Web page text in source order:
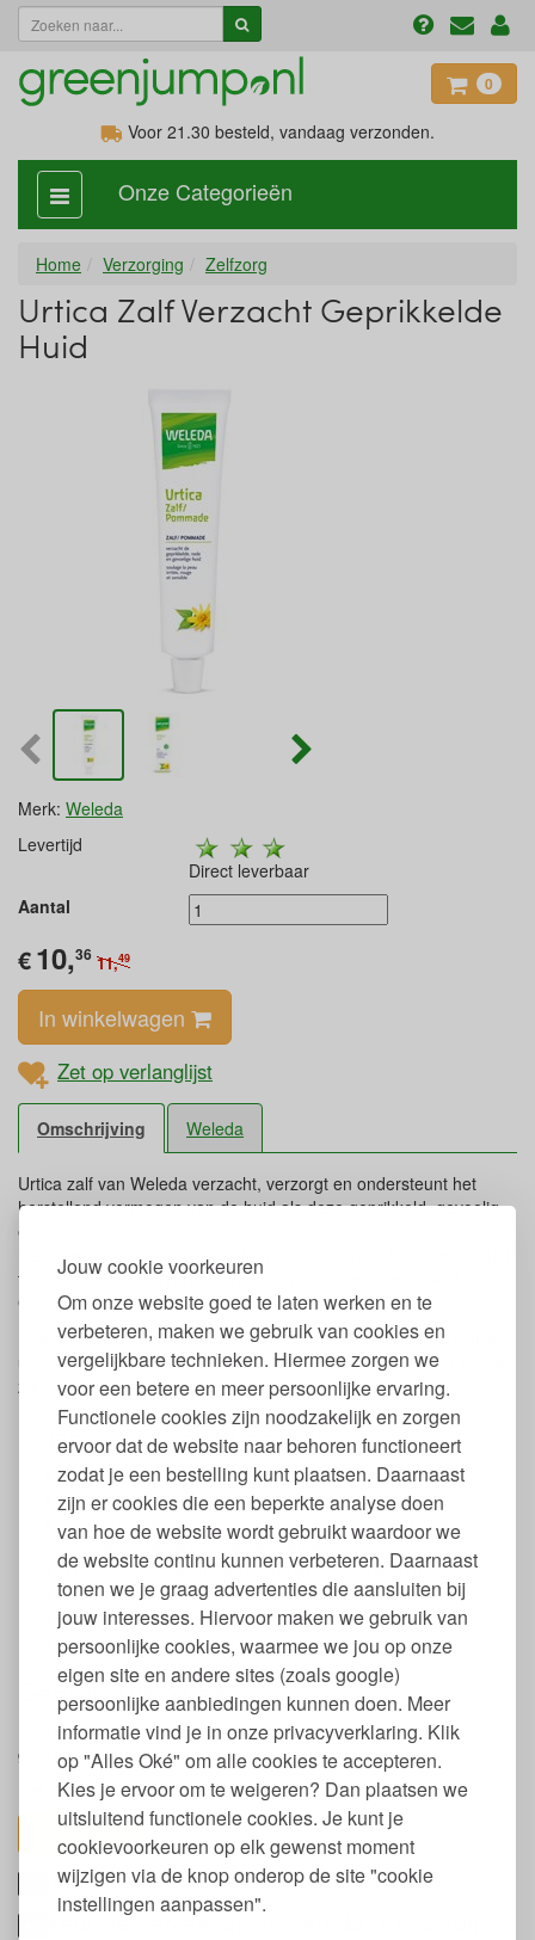
Jouw cookie voorkeuren
Om onze website goed te laten werken en te
verbeteren, maken we gebruik van cookies en
vergelijkbare technieken. Hiermee zorgen we
voor een betere en meer persoonlijke ervaring.
Functionele cookies zijn noodzakelijk en zorgen
ervoor dat de website naar behoren functioneert
zodat je een bestelling kunt plaatsen. Daarnaast
zijn er cookies die een beperkte analyse doen
van hoe de website wordt gebruikt waardoor we
de website continu kunnen verbeteren. Daarnaast
tonen we je graag advertenties die aansluiten bij
jouw interesses. Hiervoor maken we gebruik van
persoonlijke cookies, waarmee we jou op onze
eigen site en andere sites (zoals google)
persoonlijke aanbiedingen kunnen doen. Meer
informatie vind je in onze privacyverklaring. Klik
op "Alles Oké" om alle cookies te accepteren.
Kies je ervoor om te weigeren? Dan plaatsen we
uitsluitend functionele cookies. Je kunt je
cookievoorkeuren op elk gewenst moment
wijzigen via de knop onderop de site "cookie
instellingen aanpassen".
0
Voor 21.30 besteld, vandaag verzonden.
categorie
aan,
Onze Categorieën
Home Verzorging Zelfzorg
Urtica Zalf Verzacht Geprikkelde
Huid
Merk: Weleda
Levertijd
Direct leverbaar
Aantal
€10,36 11,49
In winkelwagen
Zet op verlanglijst
Omschrijving Weleda
Urtica zalf van Weleda verzacht, verzorgt en ondersteunt het
herstellend vermogen van de huid als deze geprikkeld, gevoelig
en/of rood is door een insectensteek of zonnebrand.
Deze zalf is bijzonder geschikt na de eerste hulp fase om de huid
te voeden en te verzorgen. Voor de eerste fase raden we Urtica
Gel aan.
Urtica zalf bevat extract van Arnica en Kleine brandnetel (Urtica
urens) en is Natrue gecertificeerd. De tube bevat 25 gram Urtica
zalf.
Eigenschappen Urtica zalf
Inhoud: 25 gr.
Met extract van Arnica en Urtica
Vrij van parabenen, synthetische conserveermiddelen,
synthetische geurstoffen en ftalaten
Ondersteunt herstellend vermogen van de huid
Verzachtend en verzorgend
Vrij van dierproeven
Natrue gecertificeerd
Gebruik Urtica zalf
De zalf één tot drie maal per dag dun aanbrengen op de
geprikkelde, overgevoelige en rode huid.
Let op:Niet op open wonden toepassen.
toon alles
Ingrediënten Urtica zalf van Weleda
Keurmerken en labels Weleda Urtica zalf